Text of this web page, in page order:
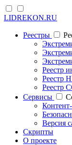
LIDREKON.RU
Реестры
Реестр
Реестр
Реестр
Cервисы
Версия
Скрипты
О проекте